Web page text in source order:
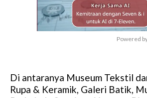
Powered
Di antaranya Museum Tekstil
Rupa & Keramik, Galeri Batik,